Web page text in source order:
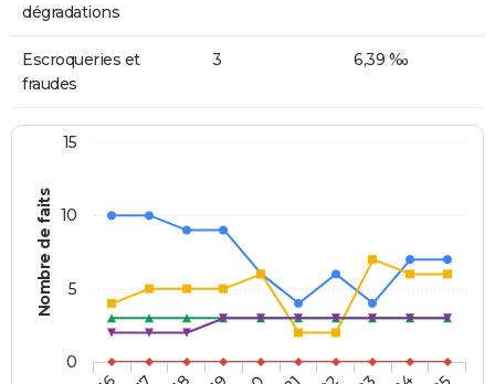
dégradations
Escroqueries et
fraudes
3 6,39 ‰
Nombre de faits
0
5
10
15